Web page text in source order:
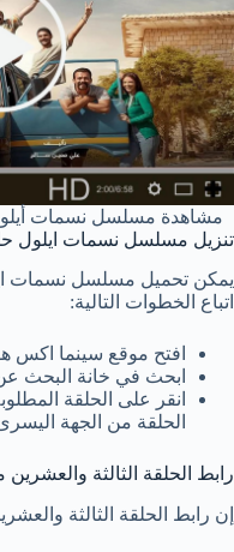
مشاهدة مسلسل نسمات أيلول الحلقة 23
تنزيل مسلسل نسمات ايلول
يمكن تحميل مسلسل نسمات
اتباع الخطوات التالية:
افتح موقع سينما اكس
ابحث في خانة البحث
انقر على الحلقة
الحلقة من الجهة
رابط الحلقة الثالثة
إن رابط الحلقة الثالثة